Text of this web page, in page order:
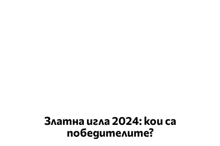
Златна игла 2024: кои са
победителите?